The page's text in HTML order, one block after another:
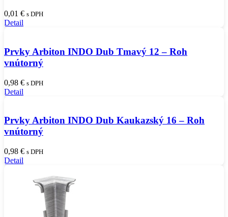
0,01 € s DPH
Detail
Prvky Arbiton INDO Dub Tmavý 12 – Roh
vnútorný
0,98 € s DPH
Detail
Prvky Arbiton INDO Dub Kaukazský 16 – Roh
vnútorný
0,98 € s DPH
Detail